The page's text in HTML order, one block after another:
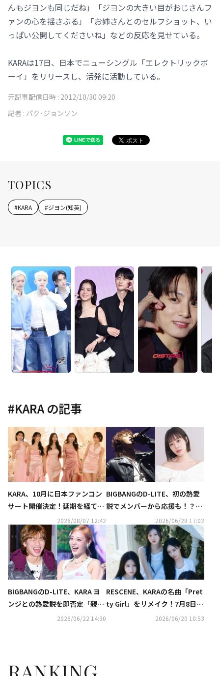
んもジヨンも同じだね」「ジヨンの大きい目がおじさんフ
ァンの心を揺さぶる」「お姉さんとのセルフショット、い
っぱい公開してくださいね」などの反応を見せている。
KARAは17日、日本でニューシングル「エレクトリックボ
ーイ」をリリースし、活発に活動している。
元記事配信日時 : 2012/10/30 09:20
記者 : パク･ジョンソン
TOPICS
#KARA #ジヨン(知英)
#KARA の記事
KARA、10月に日本ファンコン
サート開催決定！延期を経てフ
2026/08/07 12:42
BIGBANGのD-LITE、初の熱愛
説でメンバーから応援も！？KA
RA ヨンジとの“密着写真”の真
相語る（動画あり）
2026/06/28 17:02
BIGBANGのD-LITE、KARA ヨ
ンジとの熱愛説を即否定「親し
2026/06/22 14:30
RESCENE、KARAの名曲「Pret
ty Girl」をリメイク！7月8日リ
2026/06/20 10:53